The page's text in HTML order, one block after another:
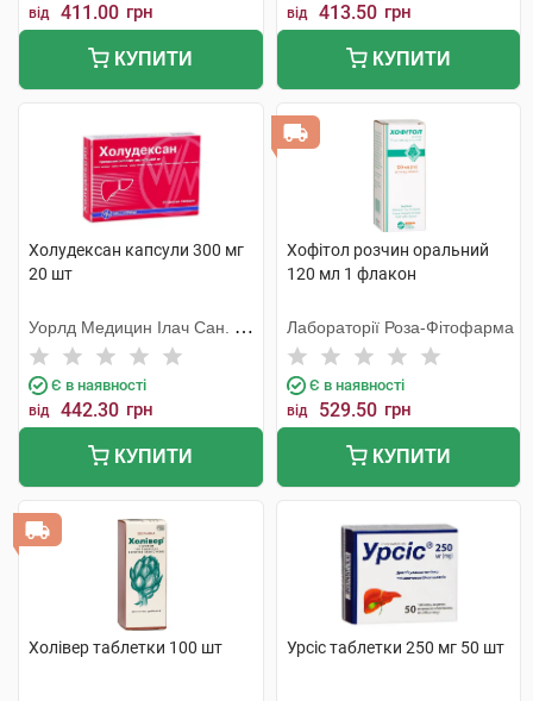
від 411.00 грн
КУПИТИ
від 413.50 грн
КУПИТИ
Холудексан капсули 300 мг
20 шт
Уорлд Медицин Ілач Сан. Ве
Тідж
Є в наявності
від 442.30 грн
КУПИТИ
Хофітол розчин оральний
120 мл 1 флакон
Лабораторії Роза-Фітофарма
Є в наявності
від 529.50 грн
КУПИТИ
Холівер таблетки 100 шт Урсіс таблетки 250 мг 50 шт